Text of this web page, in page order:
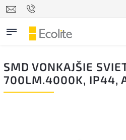
SMD VONKAJŠIE
700LM.4000K, IP44,